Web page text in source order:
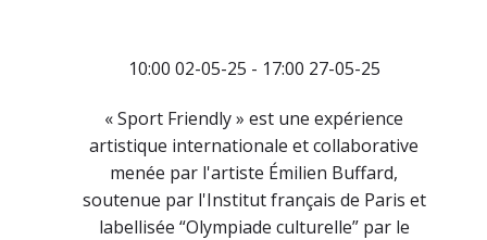
10:00 02-05-25 - 17:00 27-05-25
« Sport Friendly » est une expérience
artistique internationale et collaborative
menée par l'artiste Émilien Buffard,
soutenue par l'Institut français de Paris et
labellisée “Olympiade culturelle” par le